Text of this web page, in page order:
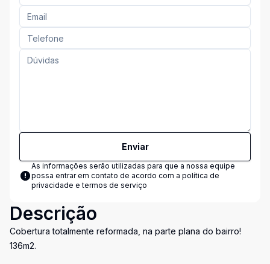
Enviar
As informações serão utilizadas para que a nossa equipe
possa entrar em contato de acordo com a política de
privacidade e termos de serviço
Descrição
Cobertura totalmente reformada, na parte plana do bairro!
136m2.